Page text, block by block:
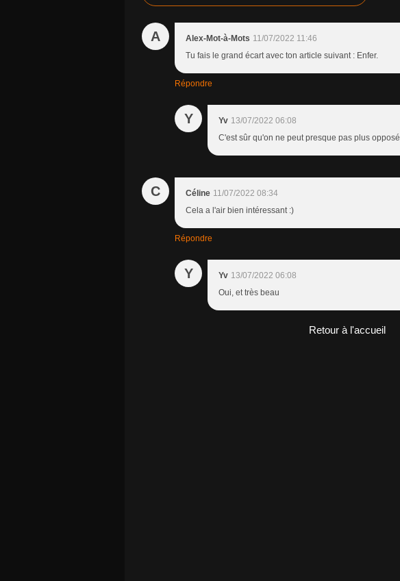
A Alex-Mot-à-Mots 11/07/2022 11:46
Tu fais le grand écart avec ton article suivant : Enfer.
Répondre
Y Yv 13/07/2022 06:08
C'est sûr qu'on ne peut presque pas plus opposé
C Céline 11/07/2022 08:34
Cela a l'air bien intéressant :)
Répondre
Y Yv 13/07/2022 06:08
Oui, et très beau
Retour à l'accueil